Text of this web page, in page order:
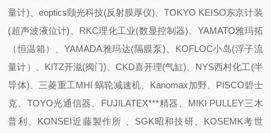
量计)、eoptics颐光科技(反射膜厚仪)、TOKYO KEISO东京计装
(超声波液位计)、RKC理化工业(数显控制器)、YAMATO雅玛拓
（恒温箱）、YAMADA雅玛达(隔膜泵)、KOFLOC小岛(浮子流
量计）、KITZ开滋(阀门)、CKD喜开理(气缸)、NYS西村化工(半
导体)、三菱重工MHI 蜗轮减速机、Kanomax加野、PISCO碧士
克、TOYO光通信器、FUJILATEX***精器、MIKI PULLEY三木
普利、KONSEI近藤製作所 、SGK昭和技研、KOSEMK考世